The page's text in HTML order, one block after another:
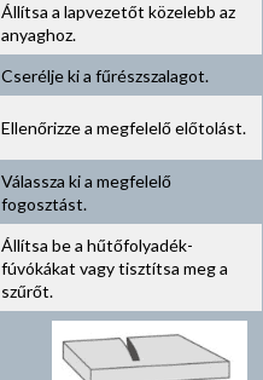
Állítsa a lapvezetőt közelebb az
anyaghoz.
Cserélje ki a fűrészszalagot.
Ellenőrizze a megfelelő előtolást.
Válassza ki a megfelelő
fogosztást.
Állítsa be a hűtőfolyadék-
fúvókákat vagy tisztítsa meg a
szűrőt.